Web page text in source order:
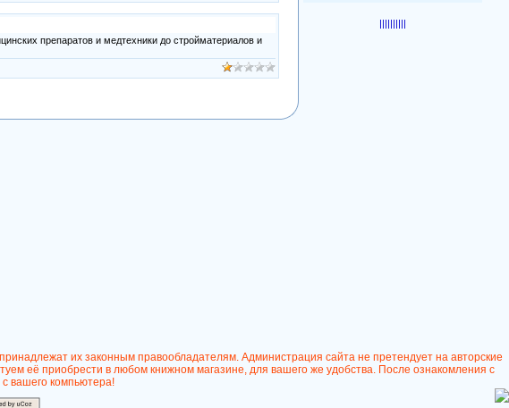
препаратов и медтехники до стройматериалов и
||||||||||
их законным правообладателям. Администрация сайта не претендует на авторские
её приобрести в любом книжном магазине, для вашего же удобства. После ознакомления с
вашего компьютера!